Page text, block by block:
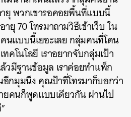
พวกเขารอคอยพื้นที่แบบนี้
70 โทรมาถามวิธีเข้าเว็บ ใน
นแบบนี้เยอะเลย กลุ่มคนที่โดน
คโนโลยี เราอยากจับกลุ่มเป้า
มีฐานข้อมูล เราค่อยทำแพ็ก
กมุมนึง คุณป้าที่โทรมาก็บอกว่า
ายคนก็พูดแบบเดียวกัน ผ่านไป